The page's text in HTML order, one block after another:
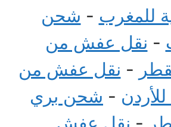
للمغرب - شحن
- نقل عفش من
- نقل عفش من
- شحن بري
- نقل عفش